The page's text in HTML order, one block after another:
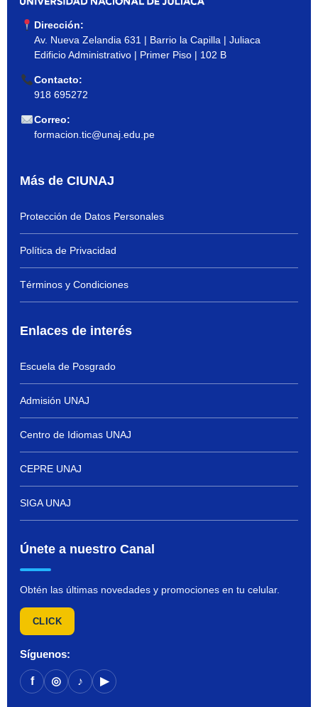
Dirección:
Av. Nueva Zelandia 631 | Barrio la Capilla | Juliaca
Edificio Administrativo | Primer Piso | 102 B
Contacto:
918 695272
Correo:
formacion.tic@unaj.edu.pe
Más de CIUNAJ
Protección de Datos Personales
Política de Privacidad
Términos y Condiciones
Enlaces de interés
Escuela de Posgrado
Admisión UNAJ
Centro de Idiomas UNAJ
CEPRE UNAJ
SIGA UNAJ
Únete a nuestro Canal
Obtén las últimas novedades y promociones en tu celular.
CLICK
Síguenos:
f ◎ ♪ ▶